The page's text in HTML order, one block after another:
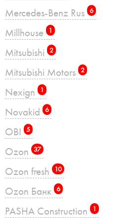
Mercedes-Benz Rus 6
Millhouse 1
Mitsubishi 2
Mitsubishi Motors 2
Nexign 1
Novakid 6
OBI 5
Ozon 37
Ozon fresh 10
Ozon Банк 6
PASHA Construction 1